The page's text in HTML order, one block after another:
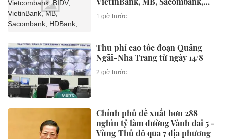
HDBank,...
1 giờ trước
Thu phí cao tốc đoạn Quảng
Ngãi-Nha Trang từ ngày 14/8
2 giờ trước
Chính phủ đề xuất hơn 288
nghìn tỷ làm đường Vành đai 5 -
Vùng Thủ đô qua 7 địa phương